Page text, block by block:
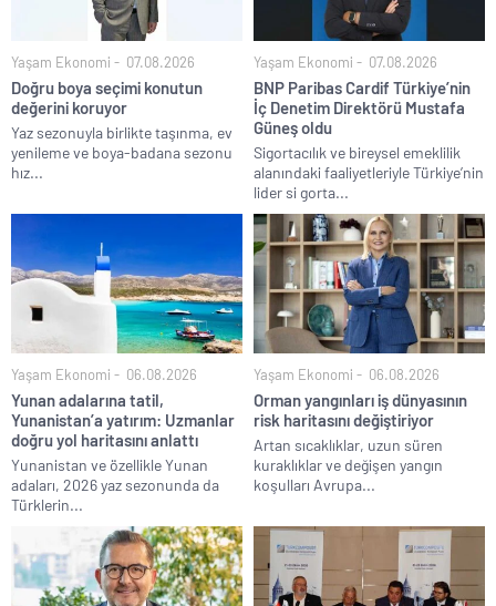
Yaşam Ekonomi 07.08.2026
Doğru boya seçimi konutun
değerini koruyor
Yaz sezonuyla birlikte taşınma, ev
yenileme ve boya-badana sezonu
hız...
Yaşam Ekonomi 07.08.2026
BNP Paribas Cardif Türkiye’nin
İç Denetim Direktörü Mustafa
Güneş oldu
Sigortacılık ve bireysel emeklilik
alanındaki faaliyetleriyle Türkiye’nin
lider si gorta...
Yaşam Ekonomi 06.08.2026
Yunan adalarına tatil,
Yunanistan’a yatırım: Uzmanlar
doğru yol haritasını anlattı
Yunanistan ve özellikle Yunan
adaları, 2026 yaz sezonunda da
Türklerin...
Yaşam Ekonomi 06.08.2026
Orman yangınları iş dünyasının
risk haritasını değiştiriyor
Artan sıcaklıklar, uzun süren
kuraklıklar ve değişen yangın
koşulları Avrupa...